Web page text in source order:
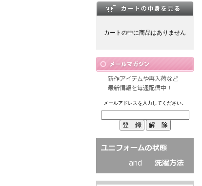
カートの中に商品はありません
メールアドレスを入力してください。